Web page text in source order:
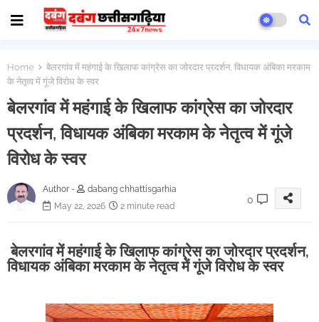
Home
बेलरगांव में महंगाई के खिलाफ कांग्रेस का जोरदार प्रदर्शन, विधायक अंबिका मरकाम
के नेतृत्व में गूंजे विरोध के स्वर
बेलरगांव में महंगाई के खिलाफ कांग्रेस का जोरदार
प्रदर्शन, विधायक अंबिका मरकाम के नेतृत्व में गूंजे
विरोध के स्वर
Author -
dabang chhattisgarhia
May 22, 2026
2 minute read
0
बेलरगांव में महंगाई के खिलाफ कांग्रेस का जोरदार प्रदर्शन,
विधायक अंबिका मरकाम के नेतृत्व में गूंजे विरोध के स्वर